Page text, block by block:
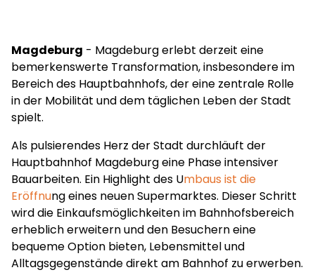
Magdeburg - Magdeburg erlebt derzeit eine
bemerkenswerte Transformation, insbesondere im
Bereich des Hauptbahnhofs, der eine zentrale Rolle
in der Mobilität und dem täglichen Leben der Stadt
spielt.
Als pulsierendes Herz der Stadt durchläuft der
Hauptbahnhof Magdeburg eine Phase intensiver
Bauarbeiten. Ein Highlight des Umbaus ist die
Eröffnung eines neuen Supermarktes. Dieser Schritt
wird die Einkaufsmöglichkeiten im Bahnhofsbereich
erheblich erweitern und den Besuchern eine
bequeme Option bieten, Lebensmittel und
Alltagsgegenstände direkt am Bahnhof zu erwerben.